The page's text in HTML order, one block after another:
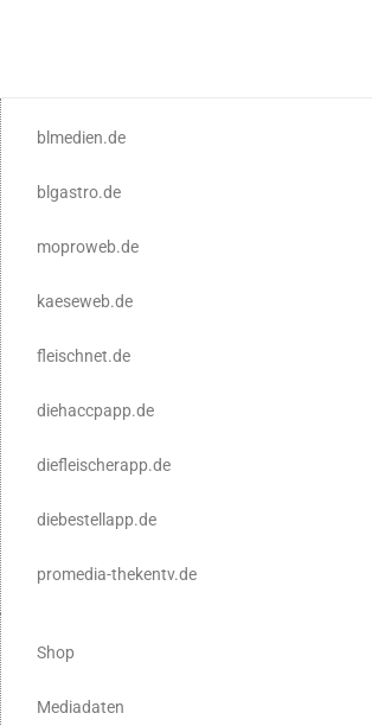
blmedien.de
blgastro.de
moproweb.de
kaeseweb.de
fleischnet.de
diehaccpapp.de
diefleischerapp.de
diebestellapp.de
promedia-thekentv.de
Shop
Mediadaten